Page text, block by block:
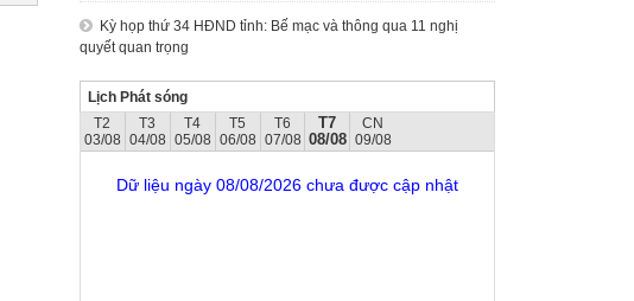
Kỳ họp thứ 34 HĐND tỉnh: Bế mạc và thông qua 11 nghị
quyết quan trọng
Lịch Phát sóng
T2
03/08
T3
04/08
T4
05/08
T5
06/08
T6
07/08
T7
08/08
CN
09/08
Dữ liệu ngày 08/08/2026 chưa được cập nhật